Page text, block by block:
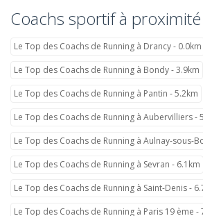
Coachs sportif à proximité
Le Top des Coachs de Running à Drancy - 0.0km
Le Top des Coachs de Running à Bondy - 3.9km
Le Top des Coachs de Running à Pantin - 5.2km
Le Top des Coachs de Running à Aubervilliers -
Le Top des Coachs de Running à Aulnay-sous-
Le Top des Coachs de Running à Sevran - 6.1km
Le Top des Coachs de Running à Saint-Denis -
Le Top des Coachs de Running à Paris 19 ème -